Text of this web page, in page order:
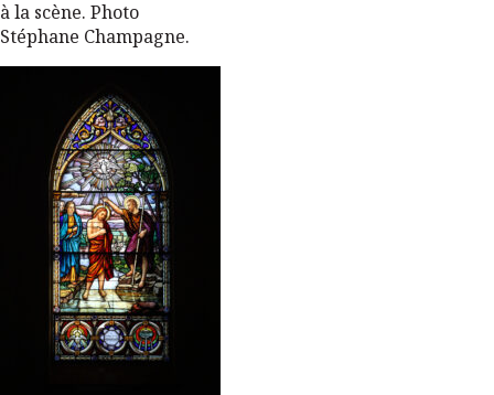
à la scène. Photo
Stéphane Champagne.